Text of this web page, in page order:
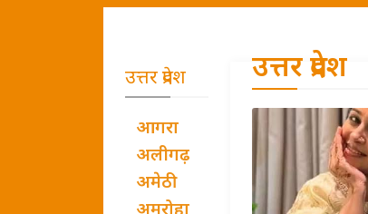
उत्तर प्रदेश
आगरा
अलीगढ़
अमेठी
उत्तर प्रदेश